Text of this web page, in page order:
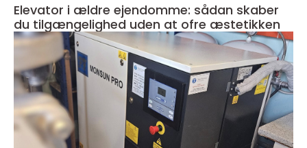
Elevator i ældre ejendomme: sådan skaber
du tilgængelighed uden at ofre æstetikken